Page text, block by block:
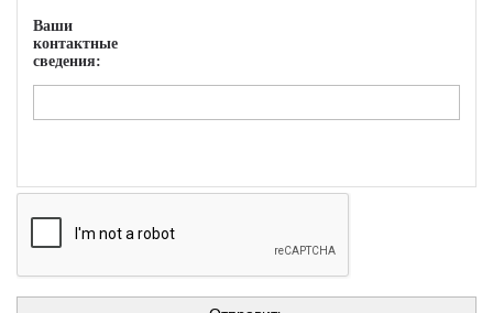
Ваши
контактные
сведения: